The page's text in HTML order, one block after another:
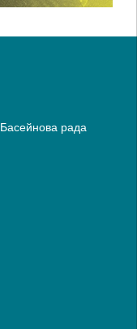
Басейнова рада